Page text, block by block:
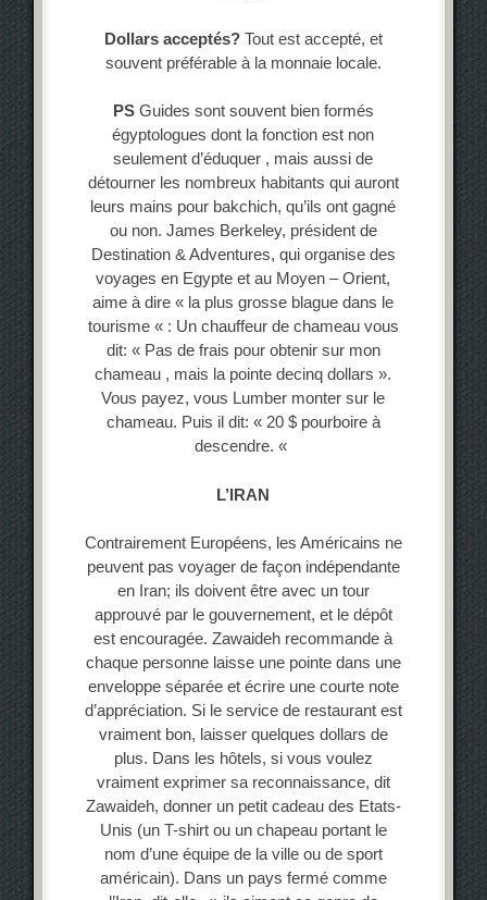
Dollars acceptés? Tout est accepté, et
souvent préférable à la monnaie locale.
PSGuides sont souvent bien formés
égyptologues dont la fonction est non
seulement d’éduquer , mais aussi de
détourner les nombreux habitants qui auront
leurs mains pour bakchich, qu’ils ont gagné
ou non. James Berkeley, président de
Destination & Adventures, qui organise des
voyages en Egypte et au Moyen – Orient,
aime à dire « la plus grosse blague dans le
tourisme « : Un chauffeur de chameau vous
dit: « Pas de frais pour obtenir sur mon
chameau , mais la pointe decinq dollars ».
Vous payez, vous Lumber monter sur le
chameau. Puis il dit: « 20 $ pourboire à
descendre. «
L’IRAN
Contrairement Européens, les Américains ne
peuvent pas voyager de façon indépendante
en Iran; ils doivent être avec un tour
approuvé par le gouvernement, et le dépôt
est encouragée. Zawaideh recommande à
chaque personne laisse une pointe dans une
enveloppe séparée et écrire une courte note
d’appréciation. Si le service de restaurant est
vraiment bon, laisser quelques dollars de
plus. Dans les hôtels, si vous voulez
vraiment exprimer sa reconnaissance, dit
Zawaideh, donner un petit cadeau des Etats-
Unis (un T-shirt ou un chapeau portant le
nom d’une équipe de la ville ou de sport
américain). Dans un pays fermé comme